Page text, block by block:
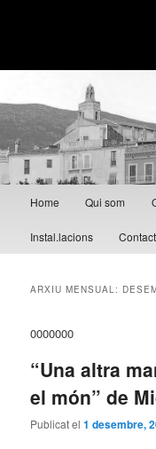
Aneu al contingut
Aneu al contingut
Home Qui som
Instal.lacions
ARXIU MENSUAL:
0000000
“Una altra
el món” de
Publicat el1 desembre,